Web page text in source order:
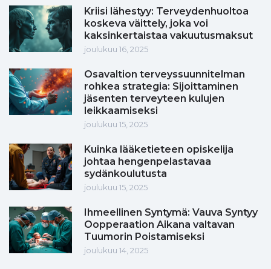
Kriisi lähestyy: Terveydenhuoltoa
koskeva väittely, joka voi
kaksinkertaistaa vakuutusmaksut
joulukuu 16, 2025
Osavaltion terveyssuunnitelman
rohkea strategia: Sijoittaminen
jäsenten terveyteen kulujen
leikkaamiseksi
joulukuu 15, 2025
Kuinka lääketieteen opiskelija
johtaa hengenpelastavaa
sydänkoulutusta
joulukuu 15, 2025
Ihmeellinen Syntymä: Vauva Syntyy
Oopperaation Aikana valtavan
Tuumorin Poistamiseksi
joulukuu 14, 2025